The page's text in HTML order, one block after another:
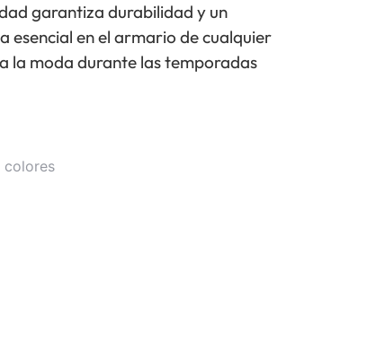
garantiza durabilidad y un
esencial en el armario de cualquier
la moda durante las temporadas
colores